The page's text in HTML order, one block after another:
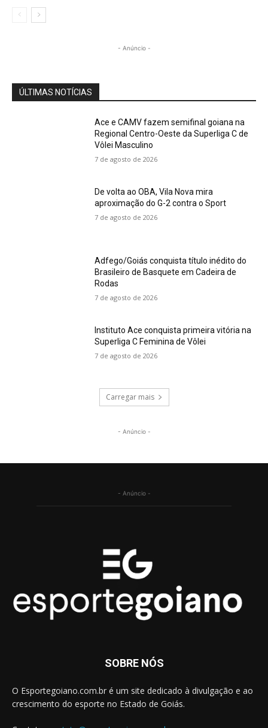
- Anúncio -
ÚLTIMAS NOTÍCIAS
Ace e CAMV fazem semifinal goiana na
Regional Centro-Oeste da Superliga C de
Vôlei Masculino
7 de agosto de 2026
De volta ao OBA, Vila Nova mira
aproximação do G-2 contra o Sport
7 de agosto de 2026
Adfego/Goiás conquista título inédito do
Brasileiro de Basquete em Cadeira de
Rodas
7 de agosto de 2026
Instituto Ace conquista primeira vitória na
Superliga C Feminina de Vôlei
7 de agosto de 2026
Carregar mais
- Anúncio -
- Anúncio -
SOBRE NÓS
O Esportegoiano.com.br é um site dedicado à divulgação e ao
crescimento do esporte no Estado de Goiás.